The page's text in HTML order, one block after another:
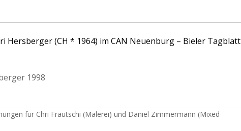
Hersberger (CH * 1964) im CAN Neuenburg – Bieler Tagblatt
1998
für Chri Frautschi (Malerei) und Daniel Zimmermann (Mixed